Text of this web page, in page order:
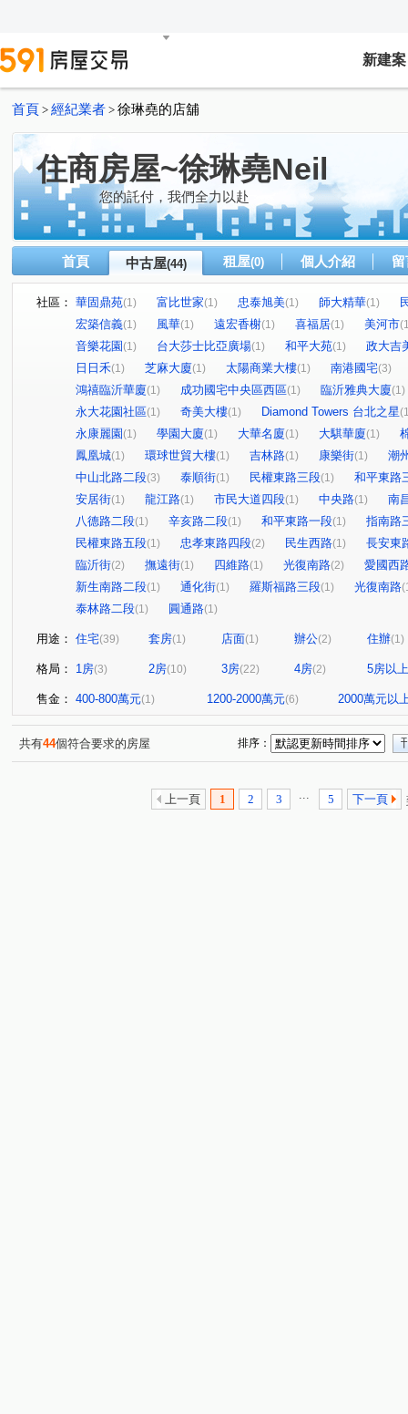
新建案
首頁 > 經紀業者 > 徐琳堯的店舖
住商房屋~徐琳堯Neil
您的託付，我們全力以赴
首頁 中古屋(44) 租屋(0) 個人介紹
社區： 華固鼎苑(1) 富比世家(1) 忠泰旭美(1) 師大精華(1)
宏築信義(1) 風華(1) 遠宏香榭(1) 喜福居(1) 美河市
音樂花園(1) 台大莎士比亞廣場(1) 和平大苑(1)
政大吉
日日禾(1) 芝麻大廈(1) 太陽商業大樓(1) 南港國宅(3)
鴻禧臨沂華廈(1) 成功國宅中央區西區(1) 臨沂雅典大廈(1)
永大花園社區(1) 奇美大樓(1) Diamond Towers 台北之星
永康麗園 (1) 學園大廈(1) 大華名廈(1) 大騏華廈(1)
鳳凰城(1) 環球世貿大樓(1) 吉林路(1) 康樂街(1)
潮
中山北路二段(3) 泰順街(1) 民權東路三段(1)
和平東路
安居街(1) 龍江路(1) 市民大道四段(1) 中央路(1)
南
八德路二段(1) 辛亥路二段(1) 和平東路一段(1)
指南路
民權東路五段(1) 忠孝東路四段(2) 民生西路(1)
長安東
臨沂街(2) 撫遠街(1) 四維路(1) 光復南路(2)
愛國西
新生南路二段(1) 通化街(1) 羅斯福路三段(1) 光復南路
泰林路二段(1) 圓通路(1)
用途： 住宅(39) 套房(1) 店面(1) 辦公(2) 住辦(1)
格局： 1房(3) 2房(10) 3房(22) 4房(2) 5房以上
售金： 400-800萬元(1) 1200-2000萬元(6) 2000萬元以
共有44個符合要求的房屋 排序：
上一頁 1 2 3 ... 5 下一頁